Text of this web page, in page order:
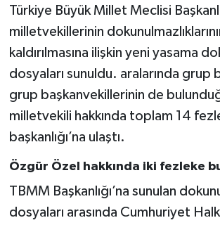
Türkiye Büyük Millet Meclisi
milletvekillerinin
kaldırılmasına ilişkin yeni yasama
dosyaları sunuldu. aralarında grup
grup başkanvekillerinin de
milletvekili hakkında toplam 14
başkanlığı’na ulaştı.
Özgür Özel hakkında iki fezleke
TBMM Başkanlığı’na sunulan
dosyaları arasında Cumhuriyet
GÜNDEM
İş ilanı
Kilimli
Kültür - Sanat
Politika